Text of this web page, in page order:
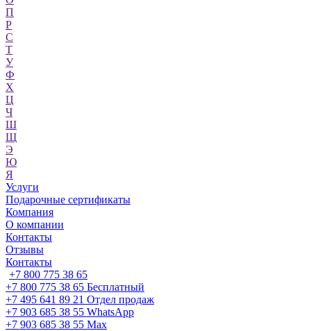
П
Р
С
Т
У
Ф
Х
Ц
Ч
Ш
Щ
Э
Ю
Я
Услуги
Подарочные сертификаты
Компания
О компании
Контакты
Отзывы
Контакты
+7 800 775 38 65
+7 800 775 38 65 Бесплатный
+7 495 641 89 21 Отдел продаж
+7 903 685 38 55 WhatsApp
+7 903 685 38 55 Max